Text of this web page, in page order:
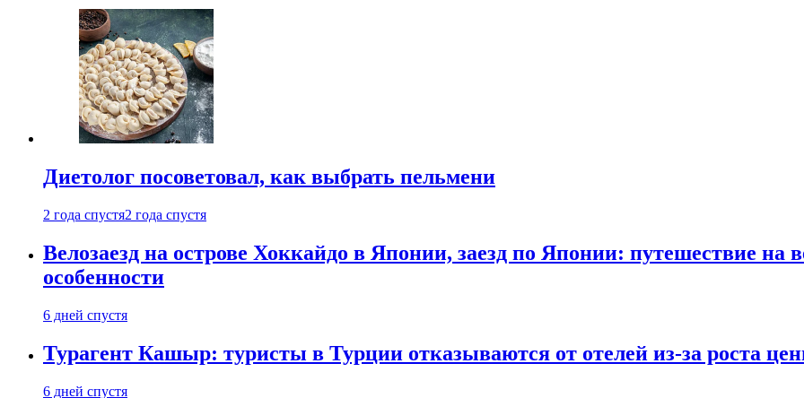
Диетолог посоветовал, как выбрать пельмени
2 года спустя2 года спустя
Велозаезд на острове Хоккайдо в Японии, заезд по Японии: путешествие на
особенности
6 дней спустя
Турагент Кашыр: туристы в Турции отказываются от отелей из-за роста
6 дней спустя